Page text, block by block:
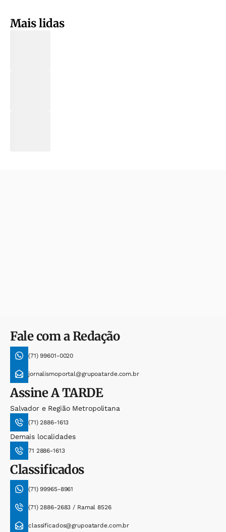
Mais lidas
Fale com a Redação
(71) 99601-0020
jornalismoportal@grupoatarde.com.br
AssineA TARDE
Salvador e Região Metropolitana
(71) 2886-1613
Demais localidades
71 2886-1613
Classificados
(71) 99965-8961
(71) 2886-2683 / Ramal 8526
classificados@grupoatarde.com.br